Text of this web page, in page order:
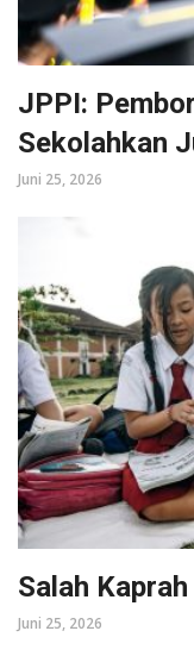
JPPI:
Sekolahkan
Juni 25, 2026
Salah
Juni 25, 2026